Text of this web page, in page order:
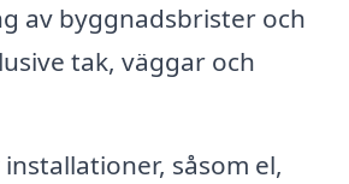
av byggnadsbrister och
tak, väggar och
såsom el,